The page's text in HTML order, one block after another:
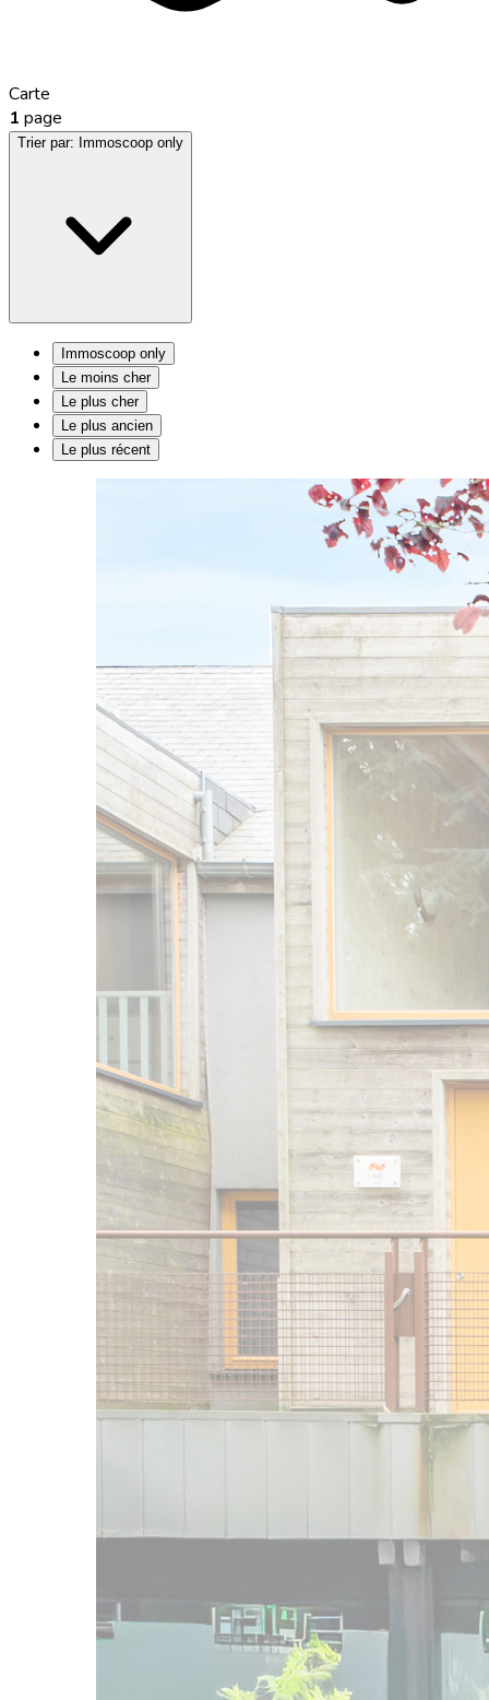
Carte
1 page
Trier par: Immoscoop only
Immoscoop only
Le moins cher
Le plus cher
Le plus ancien
Le plus récent